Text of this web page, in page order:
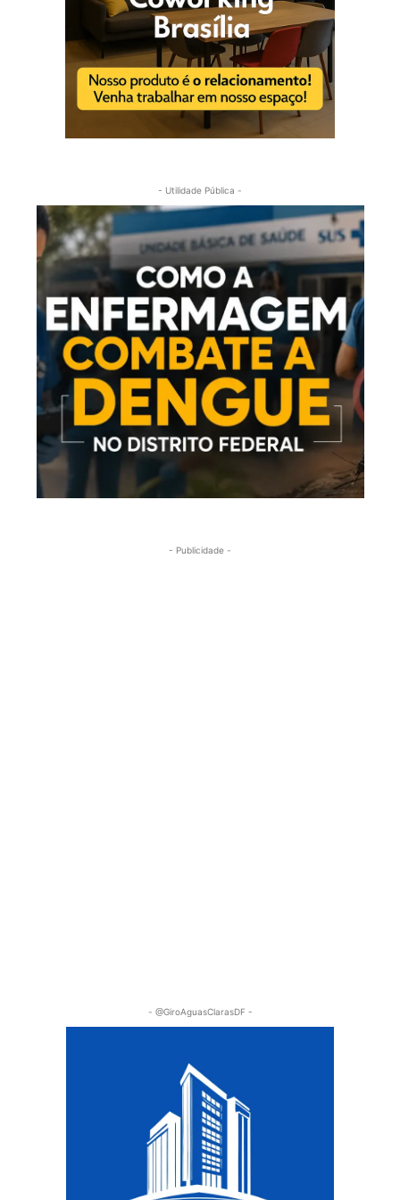
- Utilidade Pública -
- Publicidade -
- @GiroAguasClarasDF -